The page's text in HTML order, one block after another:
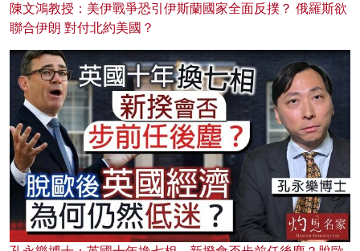
陳文鴻教授：美伊戰爭恐引伊斯蘭國家全面反撲？ 俄羅斯欲
聯合伊朗 對付北約美國？